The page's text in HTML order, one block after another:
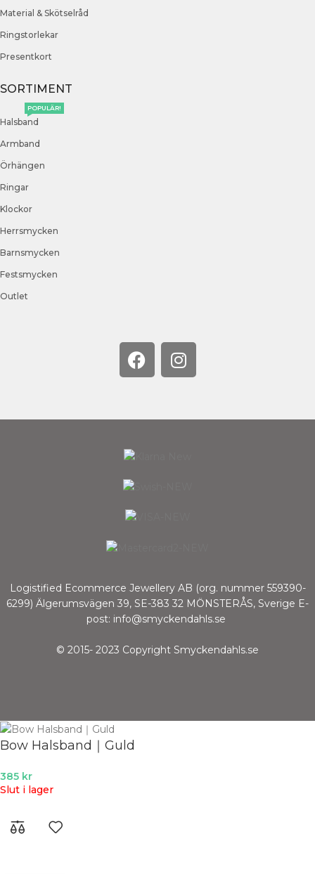
Material & Skötselråd
Ringstorlekar
Presentkort
SORTIMENT
Halsband
POPULÄR!
Armband
Örhängen
Ringar
Klockor
Herrsmycken
Barnsmycken
Festsmycken
Outlet
Logistified Ecommerce Jewellery AB (org. nummer 559390-
6299) Älgerumsvägen 39, SE-383 32 MÖNSTERÅS, Sverige E-
post: info@smyckendahls.se
© 2015- 2023 Copyright Smyckendahls.se
Bow Halsband｜Guld
385 kr
Slut i lager